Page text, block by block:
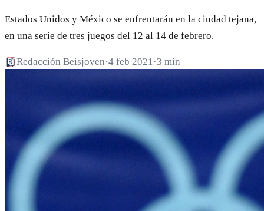
Estados Unidos y México se enfrentarán en la ciudad tejana,
en una serie de tres juegos del 12 al 14 de febrero.
Redacción Beisjoven·4 feb 2021·3 min